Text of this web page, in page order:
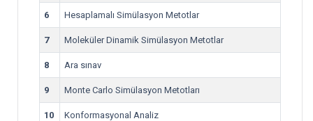
6 Hesaplamalı Simülasyon Metotlar
7 Moleküler Dinamik Simülasyon Metotlar
8 Ara sınav
9 Monte Carlo Simülasyon Metotları
10 Konformasyonal Analiz